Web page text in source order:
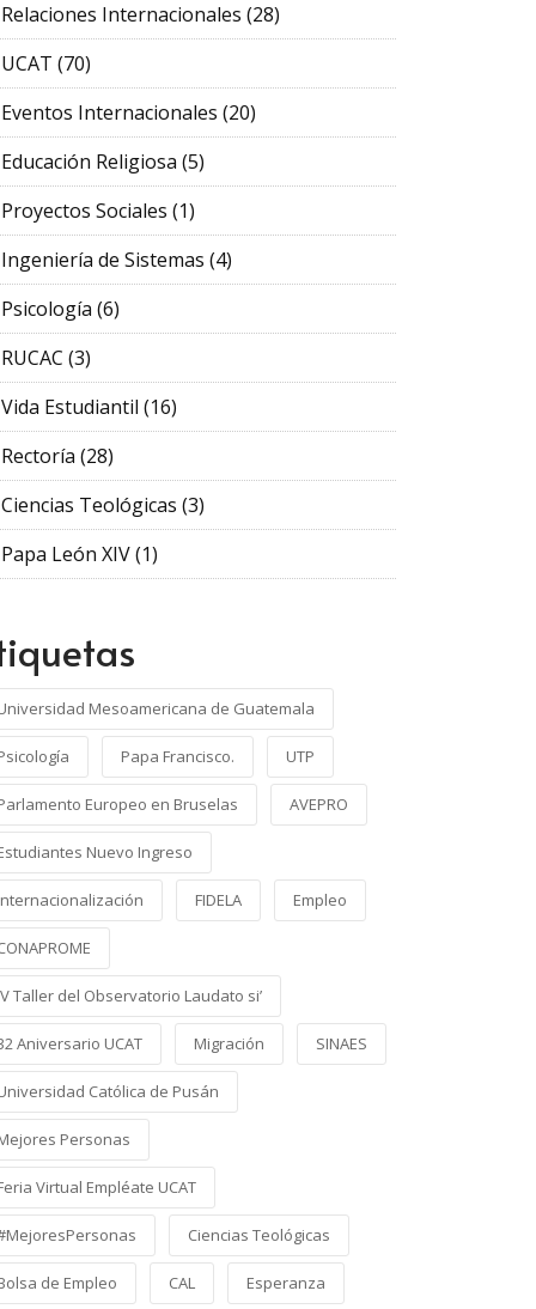
Relaciones Internacionales (28)
UCAT (70)
Eventos Internacionales (20)
Educación Religiosa (5)
Proyectos Sociales (1)
Ingeniería de Sistemas (4)
Psicología (6)
RUCAC (3)
Vida Estudiantil (16)
Rectoría (28)
Ciencias Teológicas (3)
Papa León XIV(1)
Mesoamericana de Guatemala
Papa Francisco. UTP
Europeo en Bruselas AVEPRO
Nuevo Ingreso
FIDELA Empleo
Taller del Observatorio Laudato si’
Aniversario UCAT Migración SINAES
Católica de Pusán
Personas
Virtual Empléate UCAT
Ciencias Teológicas
de Empleo CAL Esperanza